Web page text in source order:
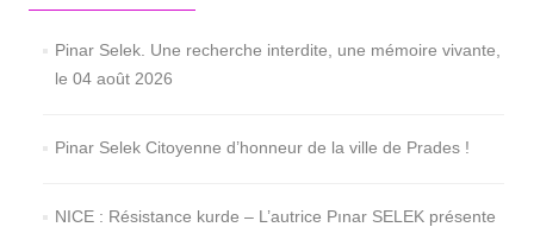
Pinar Selek. Une recherche interdite, une mémoire vivante,
le 04 août 2026
Pinar Selek Citoyenne d’honneur de la ville de Prades !
NICE : Résistance kurde – L’autrice Pınar SELEK présente